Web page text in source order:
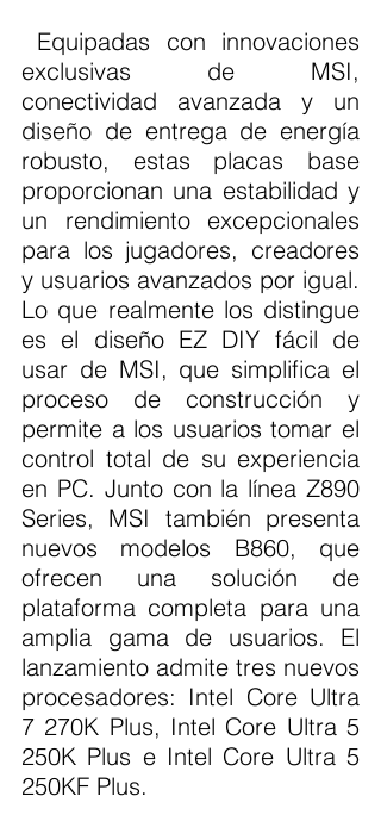
exclusivas de MSI,
conectividad avanzada y un
diseño de entrega de energía
robusto, estas placas base
proporcionan una estabilidad y
un rendimiento excepcionales
para los jugadores, creadores
y usuarios avanzados por igual.
Lo que realmente los distingue
es el diseño EZ DIY fácil de
usar de MSI, que simplifica el
proceso de construcción y
permite a los usuarios tomar el
control total de su experiencia
en PC. Junto con la línea Z890
Series, MSI también presenta
nuevos modelos B860, que
ofrecen una solución de
plataforma completa para una
amplia gama de usuarios. El
lanzamiento admite tres nuevos
procesadores: Intel Core Ultra
7 270K Plus, Intel Core Ultra 5
250K Plus e Intel Core Ultra 5
250KF Plus.